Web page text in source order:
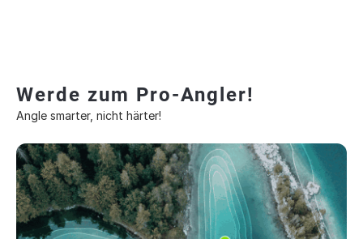
Werde zum Pro-Angler!
Angle smarter, nicht härter!